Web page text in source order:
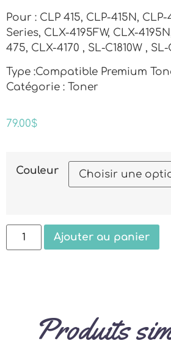
Pour : CLP 415, CLP-415N, CLP-
Series, CLX-4195FW, CLX-
475, CLX-4170 , SL-C1810W , SL-
Type :Compatible Premium
Catégorie : Toner
79.00$
Couleur
Ajouter au panier
Produits